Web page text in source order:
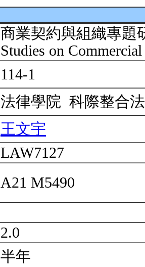
商業契約與組織專題
Studies on
114-1
法律學院 科際整合
王文宇
LAW7127
A21 M5490
2.0
半年